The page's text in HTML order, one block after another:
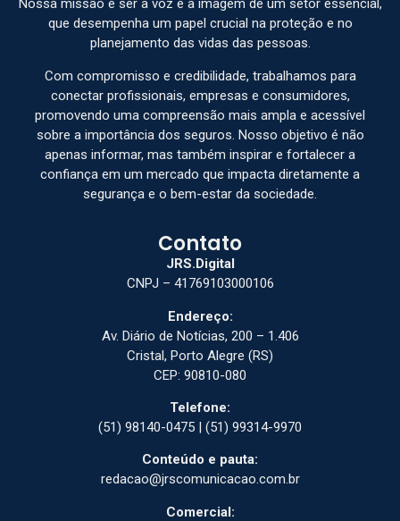
Nossa missão é ser a voz e a imagem de um setor essencial,
que desempenha um papel crucial na proteção e no
planejamento das vidas das pessoas.
Com compromisso e credibilidade, trabalhamos para
conectar profissionais, empresas e consumidores,
promovendo uma compreensão mais ampla e acessível
sobre a importância dos seguros. Nosso objetivo é não
apenas informar, mas também inspirar e fortalecer a
confiança em um mercado que impacta diretamente a
segurança e o bem-estar da sociedade.
Contato
JRS.Digital
CNPJ – 41769103000106
Endereço:
Av. Diário de Notícias, 200 – 1.406
Cristal, Porto Alegre (RS)
CEP: 90810-080
Telefone:
(51) 98140-0475 | (51) 99314-9970
Conteúdo e pauta:
redacao@jrscomunicacao.com.br
Comercial: